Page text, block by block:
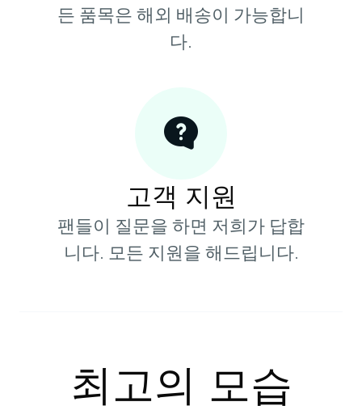
든 품목은 해외 배송이 가능합니
다.
고객 지원
팬들이 질문을 하면 저희가 답합
니다. 모든 지원을 해드립니다.
최고의 모습